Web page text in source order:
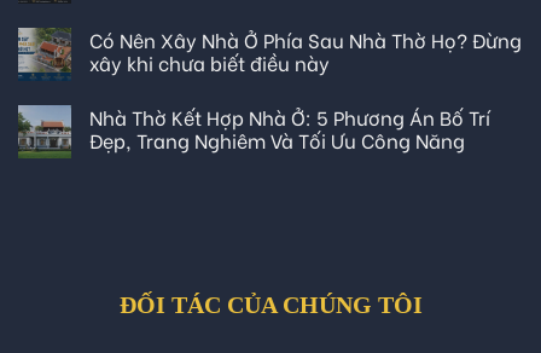
Có Nên Xây Nhà Ở Phía Sau Nhà Thờ Họ? Đừng
xây khi chưa biết điều này
Nhà Thờ Kết Hợp Nhà Ở: 5 Phương Án Bố Trí
Đẹp, Trang Nghiêm Và Tối Ưu Công Năng
ĐỐI TÁC CỦA CHÚNG TÔI